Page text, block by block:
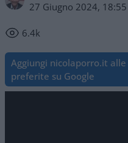
27 Giugno 2024, 18:55
6.4k
Aggiungi nicolaporro.it
preferite su Google